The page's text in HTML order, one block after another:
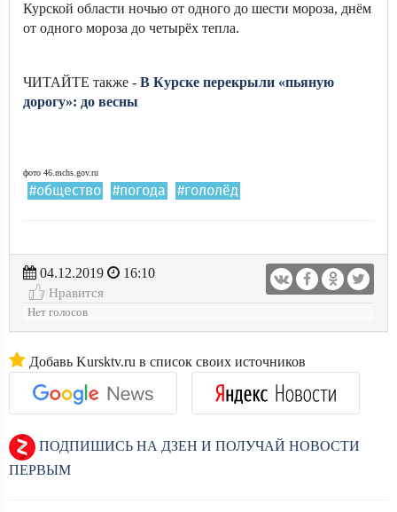
Курской области ночью от одного до шести мороза, днём
от одного мороза до четырёх тепла.
ЧИТАЙТЕ также - В Курске перекрыли «пьяную
дорогу»: до весны
фото 46.mchs.gov.ru
#общество #погода #гололёд
04.12.2019
16:10
Нравится
Нет голосов
Добавь Kursktv.ru в список своих источников
ПОДПИШИСЬ НА ДЗЕН И ПОЛУЧАЙ НОВОСТИ
ПЕРВЫМ